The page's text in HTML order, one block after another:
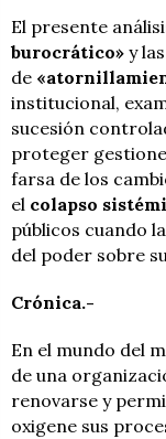
El presente
burocrático» y
de
institucional,
sucesión
proteger
farsa de los
el colapso
públicos cuando
del poder sobre
Crónica.-
En el mundo del
de una
renovarse y
oxigene sus